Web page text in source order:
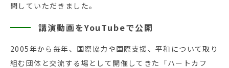
問していただきました。
講演動画をYouTubeで公開
2005年から毎年、国際協力や国際支援、平和について取り
組む団体と交流する場として開催してきた「ハートカフ